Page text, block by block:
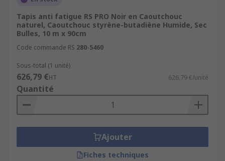
Des tapis de sol antifatigue s'imbriquant les
uns dans les autres comme un puzzle sont
disponibles pour avoir une surface presque
sur mesure.
Tapis anti fatigue RS PRO Noir en Caoutchouc
naturel, Caoutchouc styrène-butadiène Humide, Sec
Bulles, 10 m x 90cm
Code commande RS 280-5460
Sous-total (1 unité)
626,79 €HT 626,79 €/unité
Quantité
Ajouter
Fiches techniques